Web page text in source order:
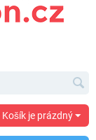
Košík je prázdný